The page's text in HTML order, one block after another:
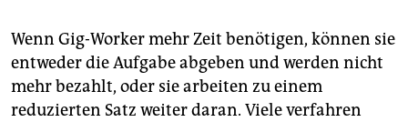
Wenn Gig-Worker mehr Zeit benötigen, können sie
entweder die Aufgabe abgeben und werden nicht
mehr bezahlt, oder sie arbeiten zu einem
reduzierten Satz weiter daran. Viele verfahren